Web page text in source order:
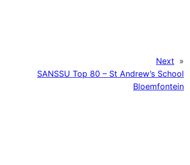
Next »
SANSSU Top 80 – St Andrew’s School
Bloemfontein